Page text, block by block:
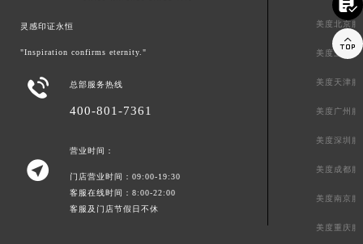
灵感印证永恒
"Inspiration confirms eternity."
 总部服务热线
400-801-7361

营业时间：
门店营业时间：09:00-19:30
客服在线时间：8:00-22:00
客服及门店节假日不休
美度北京服
美度上海服
美度天津服
美度广州服
美度深圳服
美度成都服
美度南京服
美度重庆服

